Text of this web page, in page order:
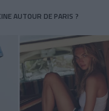
AUTOUR DE PARIS ?